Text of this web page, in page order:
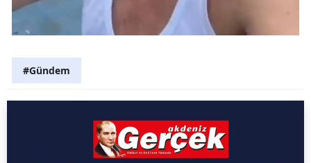
#Gündem